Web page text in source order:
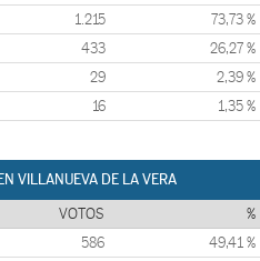
1.215 73,73 %
433 26,27 %
29 2,39 %
16 1,35 %
VILLANUEVA DE LA VERA
VOTOS %
586 49,41 %